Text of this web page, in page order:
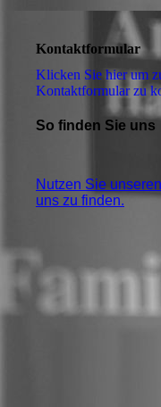
Kontaktformular
Klicken Sie hier um
Kon­takt­for­mu­lar zu
So finden Sie uns
Nutzen Sie
uns zu finden.